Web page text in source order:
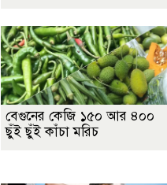
বেগুনের কেজি ১৫০ আর ৪০০
ছুঁই ছুঁই কাঁচা মরিচ